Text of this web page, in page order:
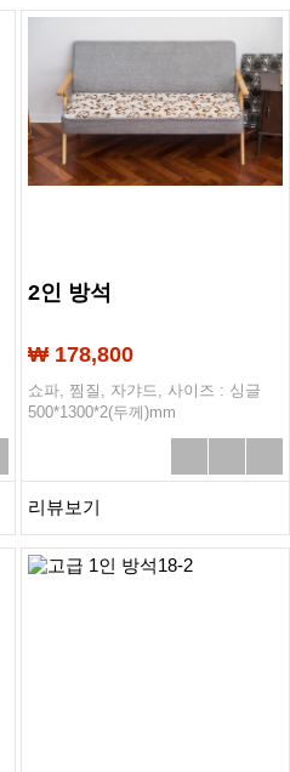
2인 방석
₩ 178,800
쇼파, 찜질, 자갸드, 사이즈 : 싱글
500*1300*2(두께)mm
리뷰보기